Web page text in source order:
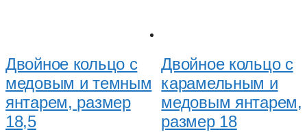
Двойное кольцо с
медовым и темным
янтарем, размер
18,5
Двойное кольцо с
карамельным и
медовым янтарем,
размер 18